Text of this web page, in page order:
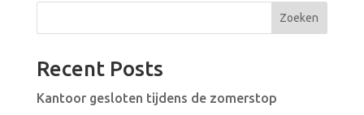
Zoeken
Recent Posts
Kantoor gesloten tijdens de zomerstop